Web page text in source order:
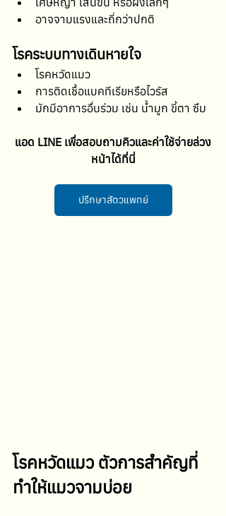
อาจจามแรงและถี่กว่าปกติ
โรคระบบทางเดินหายใจ
โรคหวัดแมว
การติดเชื้อแบคทีเรียหรือไวรัส
มักมีอาการอื่นร่วม เช่น น้ำมูก ขี้ตา ซึม
แอด LINE เพื่อสอบถามคิวและค่าใช้จ่ายล่วง
หน้าได้ที่นี่
ปรึกษาสัตวแพทย์
โรคหวัดแมว ตัวการสำคัญที่
ทำให้แมวจามบ่อย